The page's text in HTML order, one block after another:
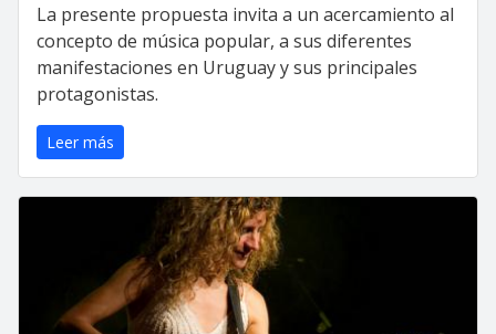
La presente propuesta invita a un acercamiento al
concepto de música popular, a sus diferentes
manifestaciones en Uruguay y sus principales
protagonistas.
Leer más